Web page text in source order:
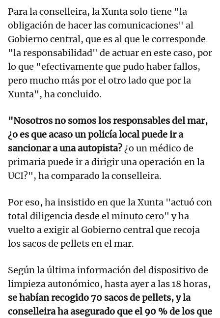
Para la conselleira, la Xunta solo tiene "la
obligación de hacer las comunicaciones" al
Gobierno central, que es al que le corresponde
"la responsabilidad" de actuar en este caso, por
lo que "efectivamente que pudo haber fallos,
pero mucho más por el otro lado que por la
Xunta", ha concluido.
"Nosotros no somos los responsables del mar,
¿o es que acaso un policía local puede ir a
sancionar a una autopista?¿o un médico de
primaria puede ir a dirigir una operación en la
UCI?", ha comparado la conselleira.
Por eso, ha insistido en que la Xunta "actuó con
total diligencia desde el minuto cero" y ha
vuelto a exigir al Gobierno central que recoja
los sacos de pellets en el mar.
Según la última información del dispositivo de
limpieza autonómico, hasta ayer a las 18 horas,
se habían recogido 70 sacos de pellets, y la
conselleira ha asegurado que el 90 % de los que